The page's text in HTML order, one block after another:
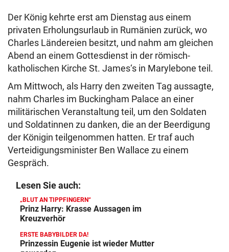
Der König kehrte erst am Dienstag aus einem
privaten Erholungsurlaub in Rumänien zurück, wo
Charles Ländereien besitzt, und nahm am gleichen
Abend an einem Gottesdienst in der römisch-
katholischen Kirche St. James‘s in Marylebone teil.
Am Mittwoch, als Harry den zweiten Tag aussagte,
nahm Charles im Buckingham Palace an einer
militärischen Veranstaltung teil, um den Soldaten
und Soldatinnen zu danken, die an der Beerdigung
der Königin teilgenommen hatten. Er traf auch
Verteidigungsminister Ben Wallace zu einem
Gespräch.
Lesen Sie auch:
„BLUT AN TIPPFINGERN“
Prinz Harry: Krasse Aussagen im
Kreuzverhör
ERSTE BABYBILDER DA!
Prinzessin Eugenie ist wieder Mutter